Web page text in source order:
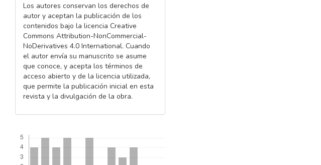
Los autores conservan los derechos de
autor y aceptan la publicación de los
contenidos bajo la licencia Creative
Commons Attribution-NonCommercial-
NoDerivatives 4.0 International. Cuando
el autor envía su manuscrito se asume
que conoce, y acepta los términos de
acceso abierto y de la licencia utilizada,
que permite la publicación inicial en esta
revista y la divulgación de la obra.